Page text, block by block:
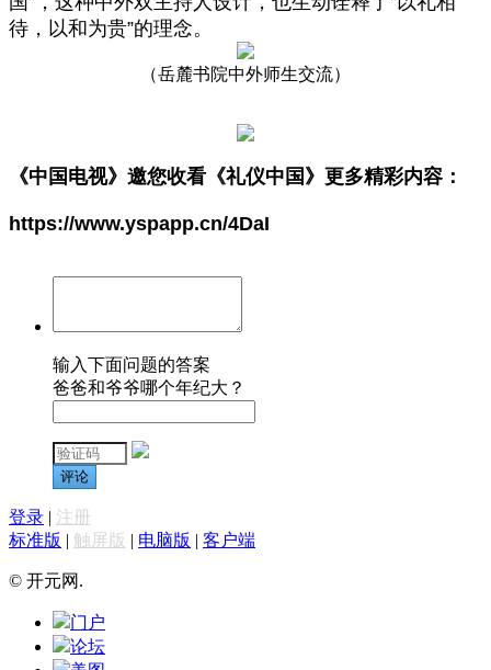
待，以和为贵”的理念。
（岳麓书院中外师生交流）
《中国电视》邀您收看 《礼仪中国》 更多精彩内容：
https://www.yspapp.cn/4DaI
输入下面问题的答案
爸爸和爷爷哪个年纪大？
评论
登录 | 注册
标准版 | 触屏版 | 电脑版 | 客户端
© 开元网.
门户
论坛